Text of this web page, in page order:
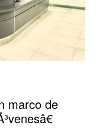
marco de